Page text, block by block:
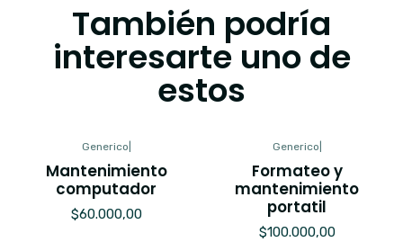
También podría
interesarte uno de
estos
Generico
Mantenimiento
computador
$60.000,00
Generico
Formateo y
mantenimiento
portatil
$100.000,00